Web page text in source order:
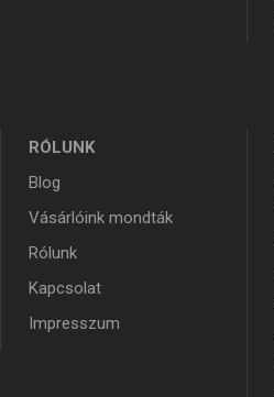
RÓLUNK
Blog
Vásárlóink mondták
Rólunk
Kapcsolat
Impresszum